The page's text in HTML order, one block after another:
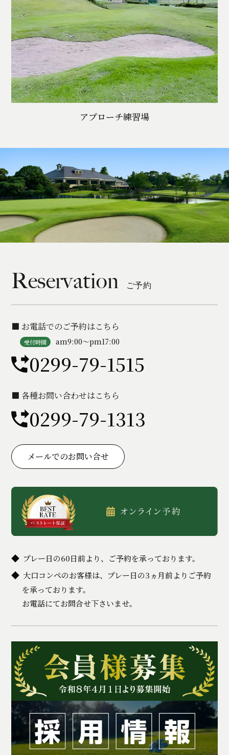
アプローチ練習場
Reservation ご予約
■ お電話でのご予約はこちら
受付時間 am9:00〜pm17:00
0299-79-1515
■ 各種お問い合わせはこちら
0299-79-1313
メールでのお問い合せ
プレー日の60日前より、ご予約を承っております。
大口コンペのお客様は、プレー日の3ヵ月前よりご予約
を承っております。
お電話にてお問合せ下さいませ。